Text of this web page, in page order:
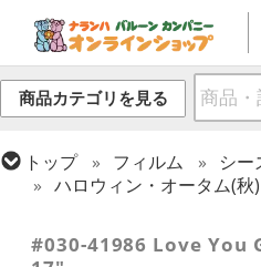
商品カテゴリを見る
トップ フィルム
シー
ハロウィン・オータム(秋)
#030-41986 Love You